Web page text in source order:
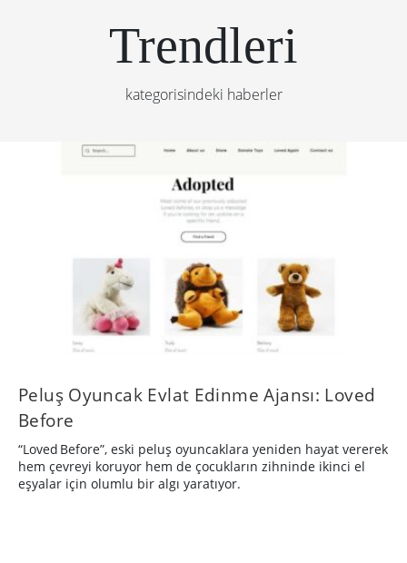
Trendleri
kategorisindeki haberler
Peluş Oyuncak Evlat Edinme Ajansı: Loved
Before
“Loved Before”, eski peluş oyuncaklara yeniden hayat vererek
hem çevreyi koruyor hem de çocukların zihninde ikinci el
eşyalar için olumlu bir algı yaratıyor.